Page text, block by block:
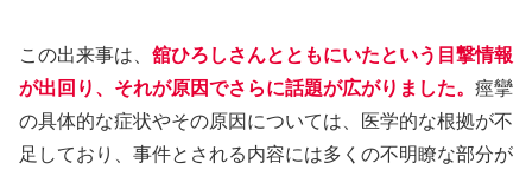
この出来事は、 舘ひろしさんとともにいたという目撃情報
が出回り、それが原因でさらに話題が広がりました。 痙攣
の具体的な症状やその原因については、医学的な根拠が不
足しており、事件とされる内容には多くの不明瞭な部分が